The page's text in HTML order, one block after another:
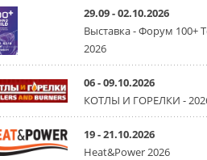
Президент Омского
Москве Михаил Тимошенко
Омск с трёхдневным
31 ИЮЛЯ 2026
Carrier модернизирует
флагманский чиллер
19XR
работающую на хладагенте
31 ИЮЛЯ 2026
29.09 - 02.10.2026
Выставка - Форум 100+
2026
06 - 09.10.2026
КОТЛЫ И ГОРЕЛКИ -
19 - 21.10.2026
Heat&Power 2026